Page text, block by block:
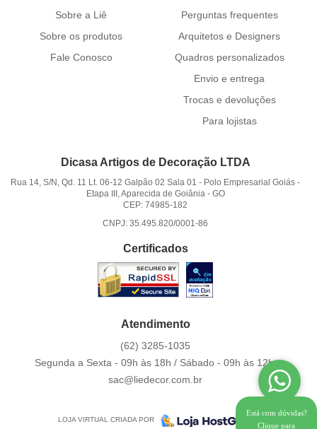
Sobre a Liê
Sobre os produtos
Fale Conosco
Perguntas frequentes
Arquitetos e Designers
Quadros personalizados
Envio e entrega
Trocas e devoluções
Para lojistas
Dicasa Artigos de Decoração LTDA
Rua 14, S/N, Qd. 11 Lt. 06-12 Galpão 02 Sala 01 - Polo Empresarial Goiás -
Etapa III, Aparecida de Goiânia- GO
CEP: 74985-182
CNPJ: 35.495.820/0001-86
Certificados
Atendimento
(62) 3285-1035
Segunda a Sexta - 09h às 18h / Sábado - 09h às 12h.
sac@liedecor.com.br
LOJA VIRTUAL CRIADA POR
Está com dúvidas?
Clique para